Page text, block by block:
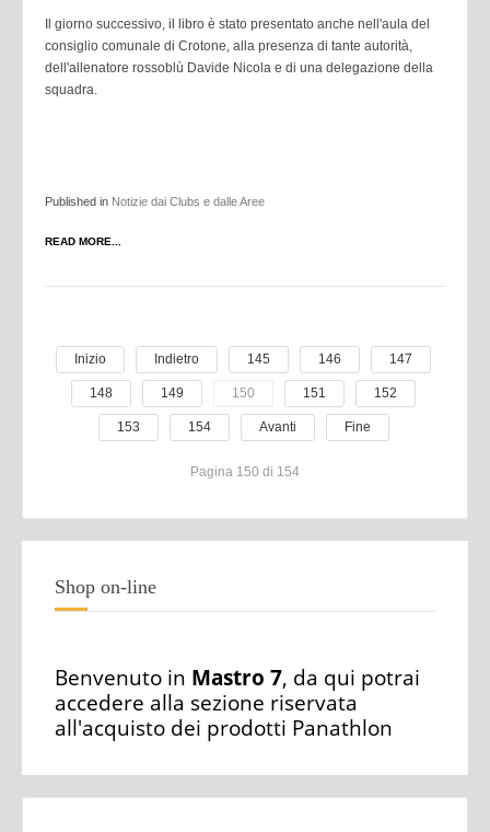
Il giorno successivo, il libro è stato presentato anche nell'aula del
consiglio comunale di Crotone, alla presenza di tante autorità,
dell'allenatore rossoblù Davide Nicola e di una delegazione della
squadra.
Published in Notizie dai Clubs e dalle Aree
READ MORE...
Inizio Indietro 145 146 147
148 149 150 151 152
153 154 Avanti Fine
Pagina 150 di 154
Shop on-line
Benvenuto in Mastro 7, da qui potrai
accedere alla sezione riservata
all'acquisto dei prodotti Panathlon